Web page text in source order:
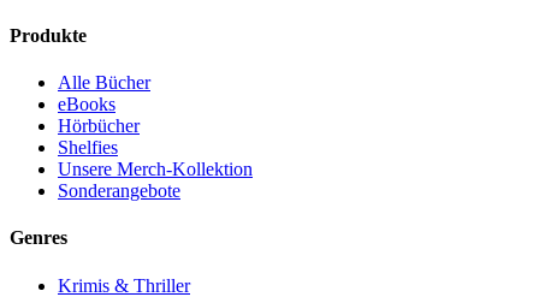
Produkte
Alle Bücher
eBooks
Hörbücher
Shelfies
Unsere Merch-Kollektion
Sonderangebote
Genres
Krimis & Thriller